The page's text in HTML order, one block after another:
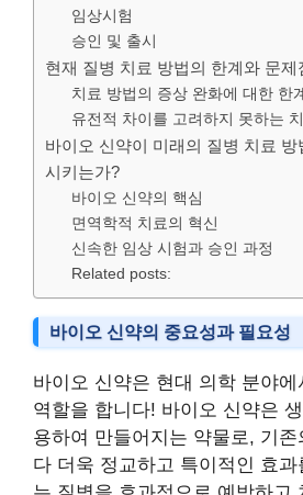
임상시험
승인 및 출시
현재 질병 치료 방법의 한계와 문제
치료 방법의 증상 완화에 대한 한
유전적 차이를 고려하지 못하는
바이오 신약이 미래의 질병 치료
시키는가?
바이오 신약의 핵심
면역학적 치료의 혁신
신속한 임상 시험과 승인 과정
Related posts:
바이오 신약의 중요성과 필요성
바이오 신약은 현대 의학 분야
역할을 합니다! 바이오 신약은
용하여 만들어지는 약물로, 기존
다 더욱 정교하고 특이적인 효과